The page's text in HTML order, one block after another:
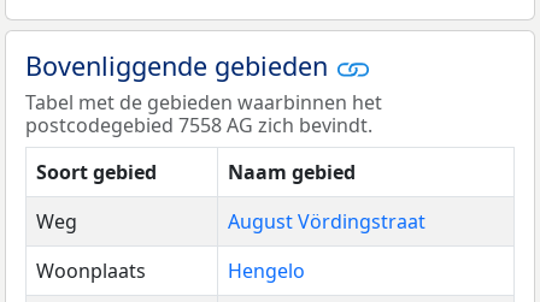
Bovenliggende gebieden
Tabel met de gebieden waarbinnen het
postcodegebied 7558 AG zich bevindt.
Soort gebied
Naam gebied
Weg
August Vördingstraat
Woonplaats
Hengelo